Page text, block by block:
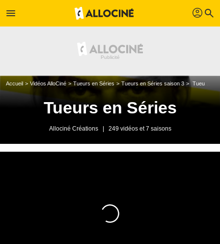
menu profil search
Accueil Vidéos AlloCiné Tueurs en Séries Tueurs en Séries saison 3 Tueurs en séries - Vendredi 26 mars 2010
Tueurs en Séries
Allociné Créations 249 vidéos et 7 saisons